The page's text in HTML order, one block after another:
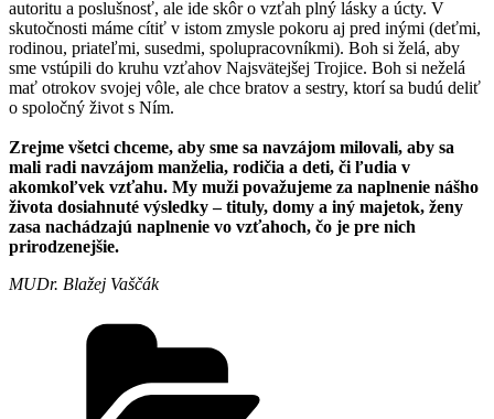
autoritu a poslušnosť, ale ide skôr o vzťah plný lásky a úcty. V
skutočnosti máme cítiť v istom zmysle pokoru aj pred inými (deťmi,
rodinou, priateľmi, susedmi, spolupracovníkmi). Boh si želá, aby
sme vstúpili do kruhu vzťahov Najsvätejšej Trojice. Boh si neželá
mať otrokov svojej vôle, ale chce bratov a sestry, ktorí sa budú deliť
o spoločný život s Ním.
Zrejme všetci chceme, aby sme sa navzájom milovali, aby sa
mali radi navzájom manželia, rodičia a deti, či ľudia v
akomkoľvek vzťahu. My muži považujeme za naplnenie nášho
života dosiahnuté výsledky – tituly, domy a iný majetok, ženy
zasa nachádzajú naplnenie vo vzťahoch, čo je pre nich
prirodzenejšie.
MUDr. Blažej Vaščák